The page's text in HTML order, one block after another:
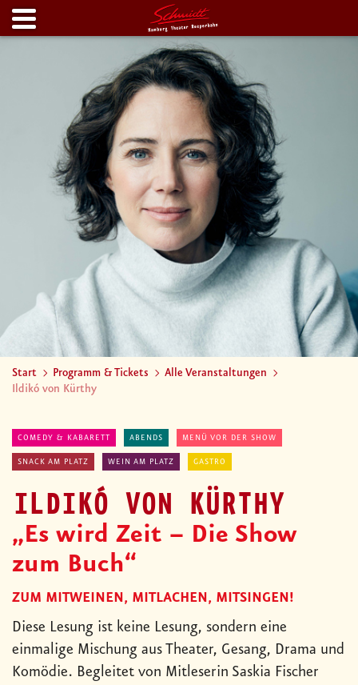
Start Programm & Tickets
Alle Veranstaltungen
Ildikó von Kürthy
COMEDY & KABARETT ABENDS MENÜ VOR DER SHOW
SNACK AM PLATZ WEIN AM PLATZ GASTRO
ILDIKÓ VON KÜRTHY
„Es wird Zeit – Die Show
zum Buch“
ZUM MITWEINEN, MITLACHEN, MITSINGEN!
Diese Lesung ist keine Lesung, sondern eine
einmalige Mischung aus Theater, Gesang, Drama und
Komödie. Begleitet von Mitleserin Saskia Fischer